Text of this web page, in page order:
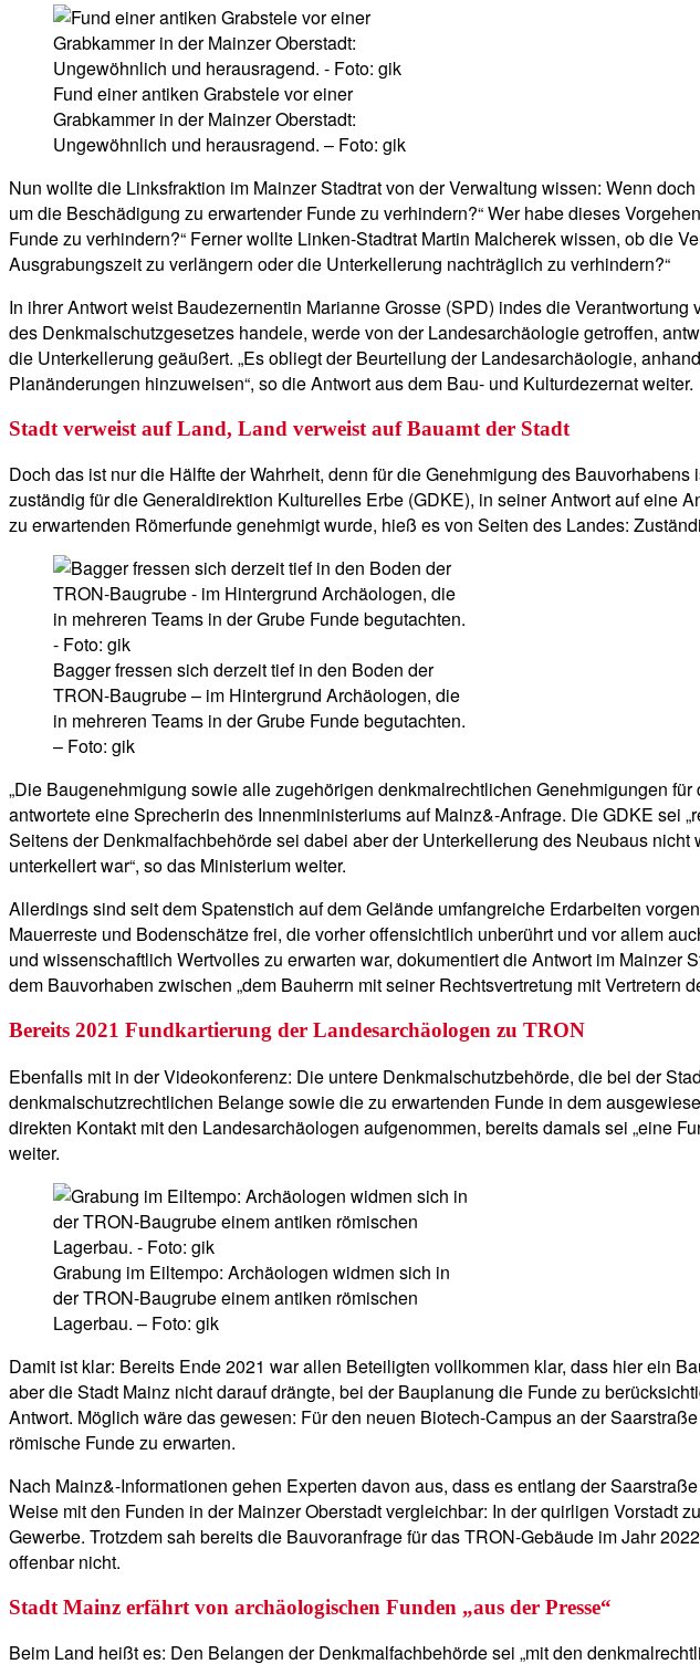
Fund einer antiken Grabstele vor einer
Grabkammer in der Mainzer Oberstadt:
Ungewöhnlich und herausragend. – Foto: gik
Nun wollte die Linksfraktion im Mainzer Stadtrat von der Verwaltung wissen: Wenn
um die Beschädigung zu erwartender Funde zu verhindern?“ Wer habe dieses
Funde zu verhindern?“ Ferner wollte Linken-Stadtrat Martin Malcherek wissen, ob die
Ausgrabungszeit zu verlängern oder die Unterkellerung nachträglich zu verhindern?“
In ihrer Antwort weist Baudezernentin Marianne Grosse (SPD) indes die
des Denkmalschutzgesetzes handele, werde von der Landesarchäologie getroffen,
die Unterkellerung geäußert. „Es obliegt der Beurteilung der Landesarchäologie,
Planänderungen hinzuweisen“, so die Antwort aus dem Bau- und Kulturdezernat weiter.
Stadt verweist auf Land, Land verweist auf Bauamt der Stadt
Doch das ist nur die Hälfte der Wahrheit, denn für die Genehmigung des
zuständig für die Generaldirektion Kulturelles Erbe (GDKE), in seiner Antwort auf eine
zu erwartenden Römerfunde genehmigt wurde, hieß es von Seiten des Landes:
Bagger fressen sich derzeit tief in den Boden der
TRON-Baugrube – im Hintergrund Archäologen, die
in mehreren Teams in der Grube Funde begutachten.
– Foto: gik
„Die Baugenehmigung sowie alle zugehörigen denkmalrechtlichen Genehmigungen
antwortete eine Sprecherin des Innenministeriums auf Mainz&-Anfrage. Die GDKE sei
Seitens der Denkmalfachbehörde sei dabei aber der Unterkellerung des Neubaus
unterkellert war“, so das Ministerium weiter.
Allerdings sind seit dem Spatenstich auf dem Gelände umfangreiche Erdarbeiten
Mauerreste und Bodenschätze frei, die vorher offensichtlich unberührt und vor allem
und wissenschaftlich Wertvolles zu erwarten war, dokumentiert die Antwort im
dem Bauvorhaben zwischen „dem Bauherrn mit seiner Rechtsvertretung mit Vertretern
Bereits 2021 Fundkartierung der Landesarchäologen zu TRON
Ebenfalls mit in der Videokonferenz: Die untere Denkmalschutzbehörde, die bei der
denkmalschutzrechtlichen Belange sowie die zu erwartenden Funde in dem
direkten Kontakt mit den Landesarchäologen aufgenommen, bereits damals sei „eine
weiter.
Grabung im Eiltempo: Archäologen widmen sich in
der TRON-Baugrube einem antiken römischen
Lagerbau. – Foto: gik
Damit ist klar: Bereits Ende 2021 war allen Beteiligten vollkommen klar, dass hier ein
aber die Stadt Mainz nicht darauf drängte, bei der Bauplanung die Funde zu
Antwort. Möglich wäre das gewesen: Für den neuen Biotech-Campus an der
römische Funde zu erwarten.
Nach Mainz&-Informationen gehen Experten davon aus, dass es entlang der
Weise mit den Funden in der Mainzer Oberstadt vergleichbar: In der quirligen
Gewerbe. Trotzdem sah bereits die Bauvoranfrage für das TRON-Gebäude im Jahr
offenbar nicht.
Stadt Mainz erfährt von archäologischen Funden „aus der Presse“
Beim Land heißt es: Den Belangen der Denkmalfachbehörde sei „mit den